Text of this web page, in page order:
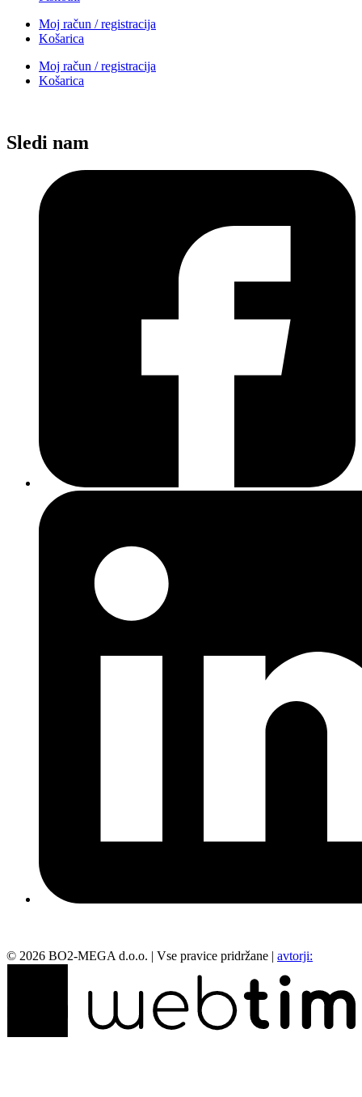
Moj račun / registracija
Košarica
Moj račun / registracija
Košarica
Sledi nam
© 2026 BO2-MEGA d.o.o. | Vse pravice pridržane | avtorji: